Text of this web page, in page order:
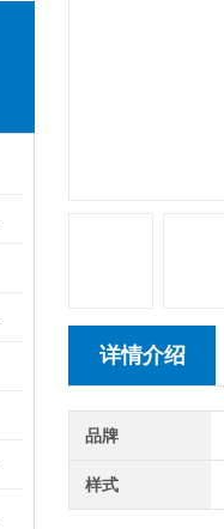
详情介绍
品牌
样式